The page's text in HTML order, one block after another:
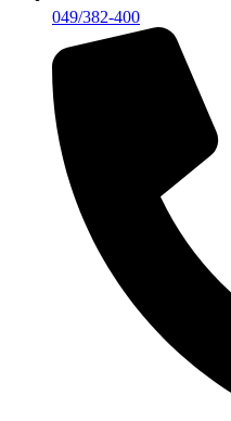
049/382-400